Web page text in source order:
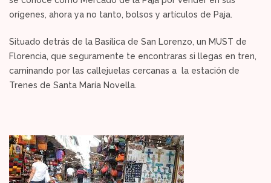
orígenes, ahora ya no tanto, bolsos y artículos de Paja.
Situado detrás de la Basílica de San Lorenzo, un MUST de
Florencia, que seguramente te encontraras si llegas en tren,
caminando por las callejuelas cercanas a la estación de
Trenes de Santa María Novella.